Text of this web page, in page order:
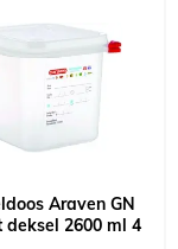
Araven GN
deksel 2600 ml 4